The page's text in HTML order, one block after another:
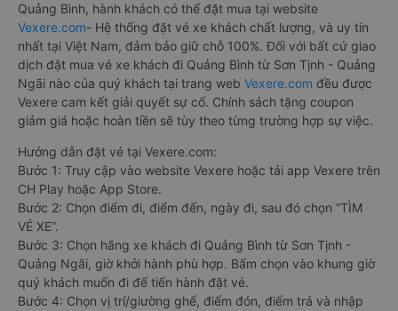
Quảng Bình, hành khách có thể đặt mua tại website
Vexere.com- Hệ thống đặt vé xe khách chất lượng, và uy tín
nhất tại Việt Nam, đảm bảo giữ chỗ 100%. Đối với bất cứ giao
dịch đặt mua vé xe khách đi Quảng Bình từ Sơn Tịnh - Quảng
Ngãi nào của quý khách tại trang web Vexere.com đều được
Vexere cam kết giải quyết sự cố. Chính sách tặng coupon
giảm giá hoặc hoàn tiền sẽ tùy theo từng trường hợp sự việc.
Hướng dẫn đặt vé tại Vexere.com:
Bước 1: Truy cập vào website Vexere hoặc tải app Vexere trên
CH Play hoặc App Store.
Bước 2: Chọn điểm đi, điểm đến, ngày đi, sau đó chọn “TÌM
VÉ XE”.
Bước 3: Chọn hãng xe khách đi Quảng Bình từ Sơn Tịnh -
Quảng Ngãi, giờ khởi hành phù hợp. Bấm chọn vào khung giờ
quý khách muốn đi để tiến hành đặt vé.
Bước 4: Chọn vị trí/giường ghế, điểm đón, điểm trả và nhập